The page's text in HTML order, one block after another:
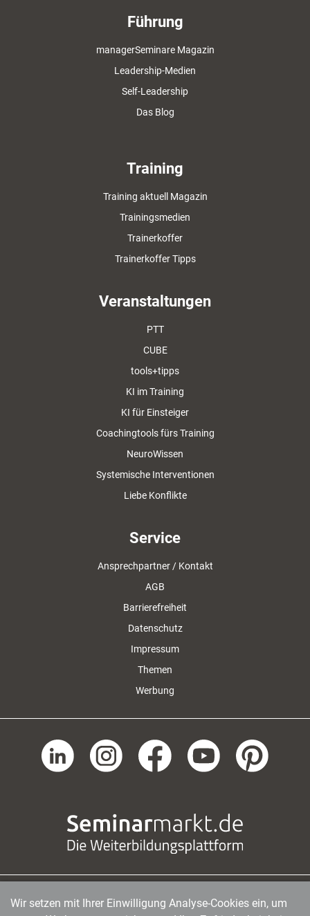
Führung
managerSeminare Magazin
Leadership-Medien
Self-Leadership
Das Blog
Training
Training aktuell Magazin
Trainingsmedien
Trainerkoffer
Trainerkoffer Tipps
Veranstaltungen
PTT
CUBE
tools+tipps
KI im Training
KI für Einsteiger
Coachingtools fürs Training
NeuroWissen
Systemische Interventionen
Liebe Konflikte
Service
Ansprechpartner / Kontakt
AGB
Barrierefreiheit
Datenschutz
Impressum
Themen
Werbung
managerSeminare Verlags GmbH | Endenicher Str. 41
|
Wir setzen mit Ihrer Einwilligung Analyse-Cookies ein, um